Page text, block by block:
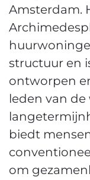
Amsterdam.
structuur en
ontworpen
leden van
biedt
om